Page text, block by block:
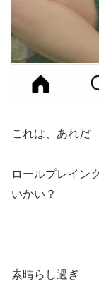
これは、あれだ
ロールプレイン
いかい？
素晴らし過ぎ